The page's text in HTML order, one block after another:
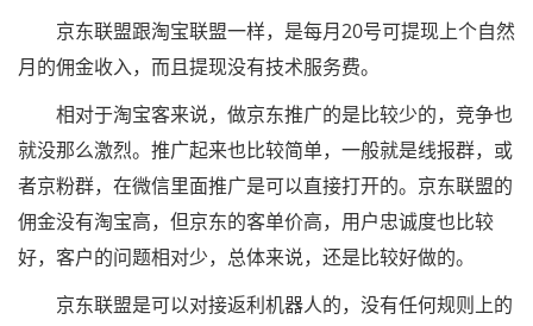
京东联盟跟淘宝联盟一样，是每月20号可提现上个自然
月的佣金收入，而且提现没有技术服务费。
相对于淘宝客来说，做京东推广的是比较少的，竞争也
就没那么激烈。推广起来也比较简单，一般就是线报群，或
者京粉群，在微信里面推广是可以直接打开的。京东联盟的
佣金没有淘宝高，但京东的客单价高，用户忠诚度也比较
好，客户的问题相对少，总体来说，还是比较好做的。
京东联盟是可以对接返利机器人的，没有任何规则上的